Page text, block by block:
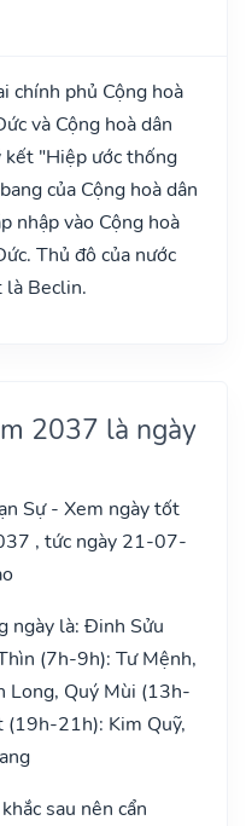
chính phủ Cộng hoà
và Cộng hoà dân
kết "Hiệp ước thống
của Cộng hoà dân
nhập vào Cộng hoà
Thủ đô của nước
là Beclin.
2037 là ngày
Sự - Xem ngày tốt
, tức ngày 21-07-
ngày là: Đinh Sửu
(7h-9h): Tư Mệnh,
Long, Quý Mùi (13h-
(19h-21h): Kim Quỹ,
sau nên cẩn